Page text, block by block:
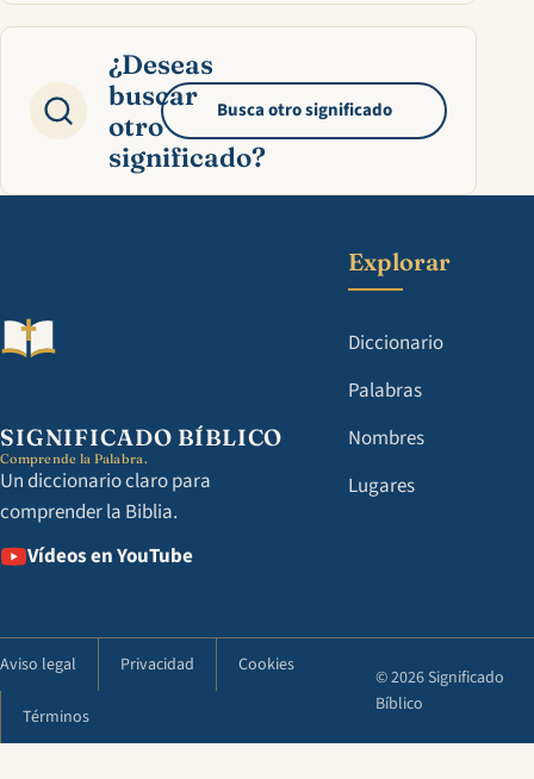
¿Deseas
buscar
otro
significado?
Busca otro significado
SIGNIFICADO BÍBLICO
Comprende la Palabra.
Un diccionario claro para
comprender la Biblia.
Vídeos en YouTube
Explorar
Diccionario
Palabras
Nombres
Lugares
Aviso legal Privacidad Cookies
Términos
© 2026 Significado
Bíblico